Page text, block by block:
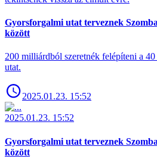
Gyorsforgalmi utat terveznek
között
200 milliárdból szeretnék felépíteni a
utat.
2025.01.23. 15:52
2025.01.23. 15:52
Gyorsforgalmi utat terveznek
között